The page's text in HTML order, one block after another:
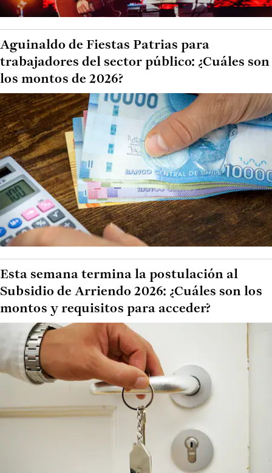
Aguinaldo de Fiestas Patrias para
trabajadores del sector público: ¿Cuáles son
los montos de 2026?
Esta semana termina la postulación al
Subsidio de Arriendo 2026: ¿Cuáles son los
montos y requisitos para acceder?